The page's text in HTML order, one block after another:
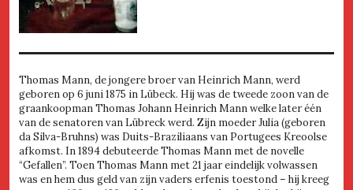
Thomas Mann, de jongere broer van Heinrich Mann, werd
geboren op 6 juni 1875 in Lübeck. Hij was de tweede zoon van de
graankoopman Thomas Johann Heinrich Mann welke later één
van de senatoren van Lübreck werd. Zijn moeder Julia (geboren
da Silva-Bruhns) was Duits-Braziliaans van Portugees Kreoolse
afkomst. In 1894 debuteerde Thomas Mann met de novelle
“Gefallen”. Toen Thomas Mann met 21 jaar eindelijk volwassen
was en hem dus geld van zijn vaders erfenis toestond – hij kreeg